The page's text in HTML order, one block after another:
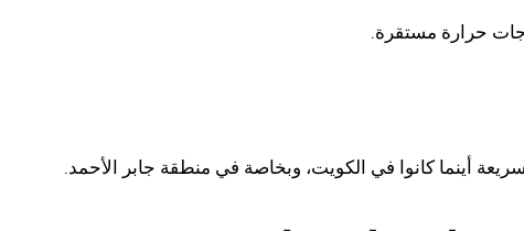
حرارة مستقرة.
أينما كانوا في الكويت، وبخاصة في منطقة جابر الأحمد.